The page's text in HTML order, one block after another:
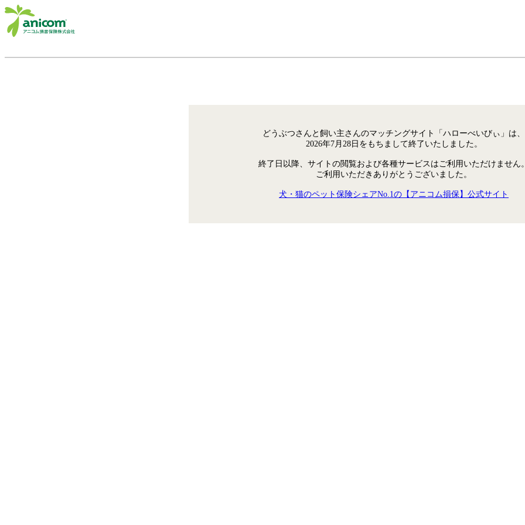
どうぶつさんと飼い主さんのマッチングサイト「ハローべいびぃ」は、
2026年7月28日をもちまして終了いたしました。
終了日以降、サイトの閲覧および各種サービスはご利用いただけません
ご利用いただきありがとうございました。
犬・猫のペット保険シェアNo.1の【アニコム損保】公式サイト